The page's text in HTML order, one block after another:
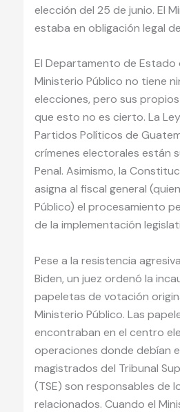
elección del 25 de junio. El
estaba en obligación legal
El Departamento de Estado
Ministerio Público no tiene
elecciones, pero sus
que esto no es cierto. La
Partidos Políticos de
crímenes electorales están
Penal. Asimismo, la
asigna al fiscal general
Público) el procesamiento
de la implementación
Pese a la resistencia
Biden, un juez ordenó la
papeletas de votación
Ministerio Público. Las
encontraban en el centro
operaciones donde debían
magistrados del Tribunal
(TSE) son responsables de
relacionados. Cuando el